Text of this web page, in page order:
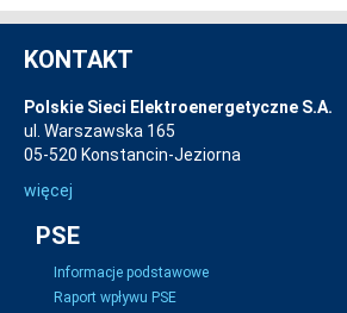
KONTAKT
Polskie Sieci Elektroenergetyczne S.A.
ul. Warszawska 165
05-520 Konstancin-Jeziorna
więcej
PSE
Informacje podstawowe
Raport wpływu PSE